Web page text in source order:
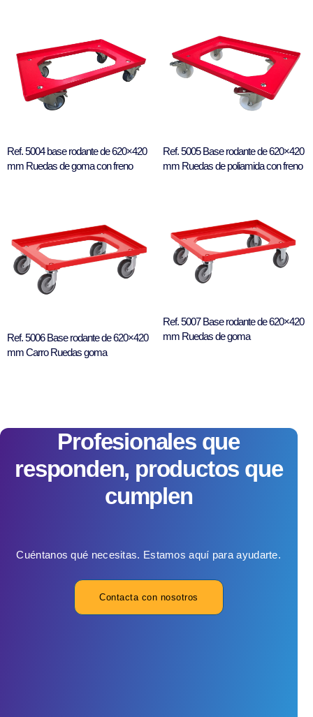
Ref. 5004 base rodante de 620×420
mm Ruedas de goma con freno
Ref. 5005 Base rodante de 620×420
mm Ruedas de poliamida con freno
Ref. 5006 Base rodante de 620×420
mm Carro Ruedas goma
Ref. 5007 Base rodante de 620×420
mm Ruedas de goma
Profesionales que
responden, productos que
cumplen
Cuéntanos qué necesitas. Estamos aquí para ayudarte.
Contacta con nosotros